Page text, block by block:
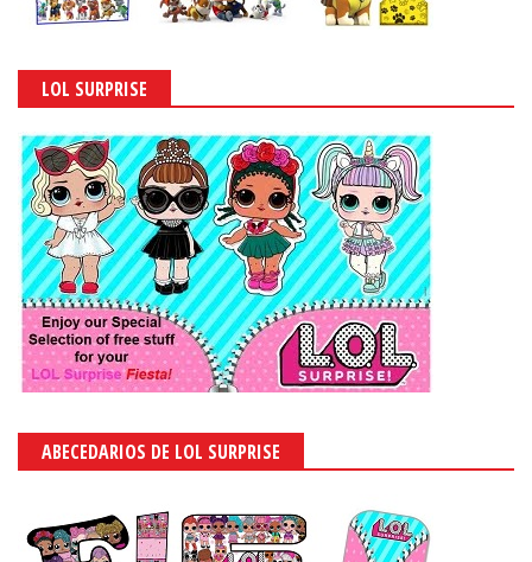
LOL SURPRISE
ABECEDARIOS DE LOL SURPRISE